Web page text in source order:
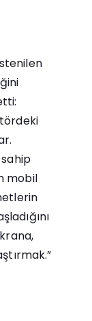
mobil